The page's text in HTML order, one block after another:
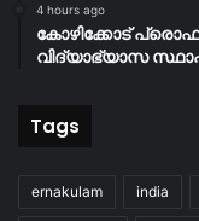
4 hours ago
കോഴിക്കോട്
വിദ്യാഭ്യാസ
Tags
ernakulam india